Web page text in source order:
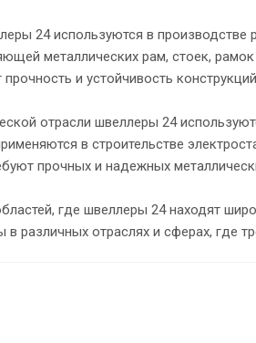
24 используются в производстве
металлических рам, стоек,
и устойчивость
отрасли швеллеры 24
в строительстве
прочных и надежных
где швеллеры 24 находят
различных отраслях и сферах, где